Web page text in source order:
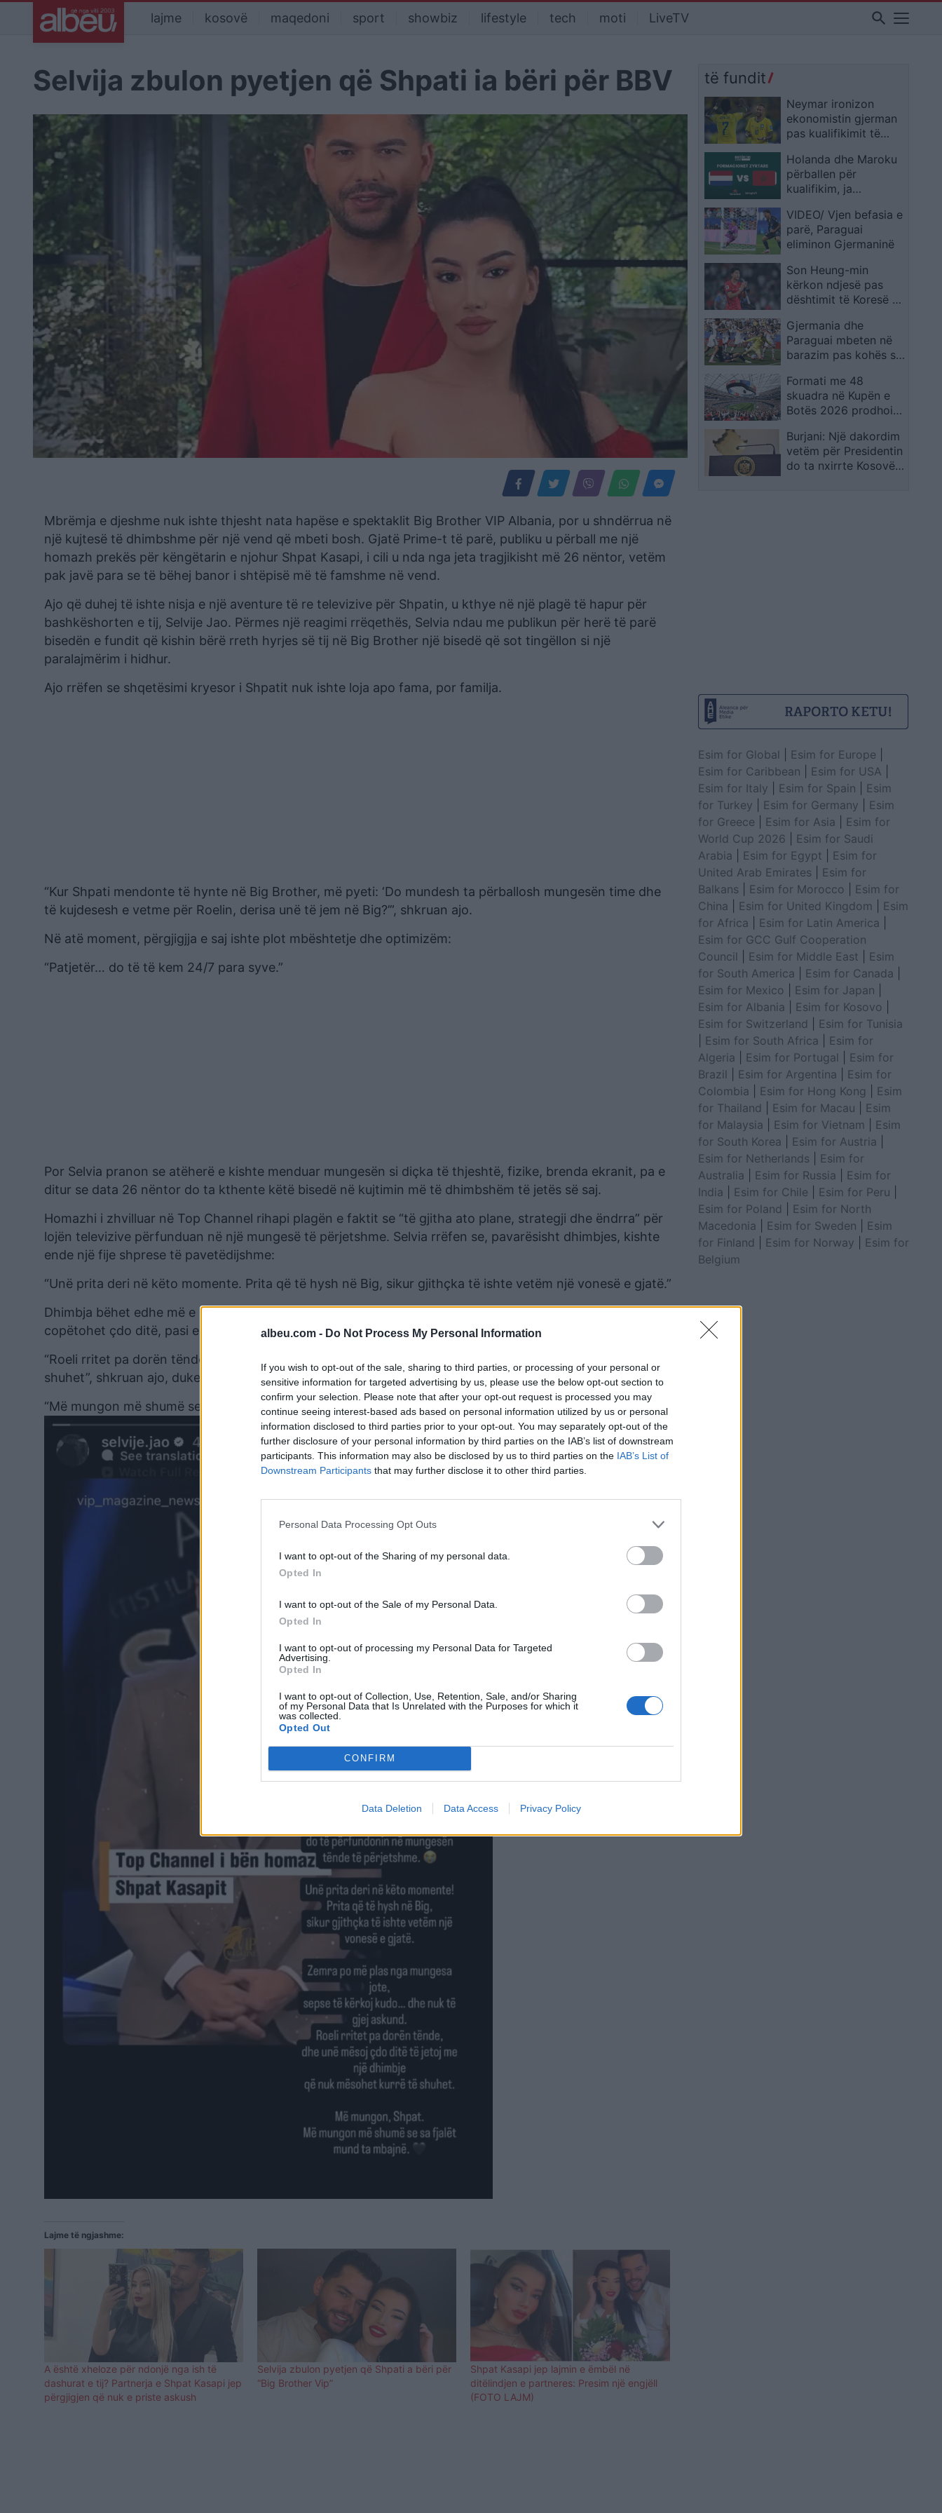
albeu.com - Do Not Process My Personal Information
If you wish to opt-out of the sale, sharing to third parties, or processing of your personal or
sensitive information for targeted advertising by us, please use the below opt-out section to
confirm your selection. Please note that after your opt-out request is processed you may
continue seeing interest-based ads based on personal information utilized by us or personal
information disclosed to third parties prior to your opt-out. You may separately opt-out of the
further disclosure of your personal information by third parties on the IAB’s list of downstream
participants. This information may also be disclosed by us to third parties on the IAB’s List of
Downstream Participants that may further disclose it to other third parties.
Personal Data Processing Opt Outs
I want to opt-out of the Sharing of my personal data.
Opted In
I want to opt-out of the Sale of my Personal Data.
Opted In
I want to opt-out of processing my Personal Data for Targeted
Advertising.
Opted In
I want to opt-out of Collection, Use, Retention, Sale, and/or Sharing
of my Personal Data that Is Unrelated with the Purposes for which it
was collected.
Opted Out
CONFIRM
Data Deletion Data Access Privacy Policy
lajme kosovë maqedoni sport showbiz lifestyle tech moti LiveTV search
Selvija zbulon pyetjen që Shpati ia bëri për BBV
Mbrëmja e djeshme nuk ishte thjesht nata hapëse e spektaklit Big Brother VIP Albania, por u shndërrua në
një kujtesë të dhimbshme për një vend që mbeti bosh. Gjatë Prime-t të parë, publiku u përball me një
homazh prekës për këngëtarin e njohur Shpat Kasapi, i cili u nda nga jeta tragjikisht më 26 nëntor, vetëm
pak javë para se të bëhej banor i shtëpisë më të famshme në vend.
Ajo që duhej të ishte nisja e një aventure të re televizive për Shpatin, u kthye në një plagë të hapur për
bashkëshorten e tij, Selvije Jao. Përmes një reagimi rrëqethës, Selvia ndau me publikun për herë të parë
bisedën e fundit që kishin bërë rreth hyrjes së tij në Big Brother një bisedë që sot tingëllon si një
paralajmërim i hidhur.
Ajo rrëfen se shqetësimi kryesor i Shpatit nuk ishte loja apo fama, por familja.
“Kur Shpati mendonte të hynte në Big Brother, më pyeti: ‘Do mundesh ta përballosh mungesën time dhe
të kujdesesh e vetme për Roelin, derisa unë të jem në Big?’”, shkruan ajo.
Në atë moment, përgjigjja e saj ishte plot mbështetje dhe optimizëm:
“Patjetër… do të të kem 24/7 para syve.”
Por Selvia pranon se atëherë e kishte menduar mungesën si diçka të thjeshtë, fizike, brenda ekranit, pa e
ditur se data 26 nëntor do ta kthente këtë bisedë në kujtimin më të dhimbshëm të jetës së saj.
Homazhi i zhvilluar në Top Channel rihapi plagën e faktit se “të gjitha ato plane, strategji dhe ëndrra” për
lojën televizive përfunduan në një mungesë të përjetshme. Selvia rrëfen se, pavarësisht dhimbjes, kishte
ende një fije shprese të pavetëdijshme:
“Unë prita deri në këto momente. Prita që të hysh në Big, sikur gjithçka të ishte vetëm një vonesë e gjatë.”
Dhimbja bëhet edhe më e madhe kur mendon për djalin e tyre të vogël, Roelin. Selvia shprehet se zemra i
copëtohet çdo ditë, pasi e kërkon Shpatin kudo dhe nuk e gjen askund.
“Roeli rritet pa dorën tënde, dhe unë mësoj çdo ditë të jetoj me një dhimbje që nuk mësohet kurrë të
shuhet”, shkruan ajo, duke e mbyllur mesazhin me fjalët:
“Më mungon më shumë sesa fjalët mund ta mbajnë.”
Lajme të ngjashme:
A është xheloze për ndonjë nga ish të
dashurat e tij? Partnerja e Shpat Kasapi jep
përgjigjen që nuk e priste askush
Selvija zbulon pyetjen që Shpati a bëri për
“Big Brother Vip”
Shpat Kasapi jep lajmin e ëmbël në
ditëlindjen e partneres: Presim një engjëll
(FOTO LAJM)
të fundit
Neymar ironizon
ekonomistin gjerman
pas kualifikimit të
në Botërorin e
ardhshëm
Holanda dhe Maroku
përballen për
kualifikim, ja
VIDEO/ Vjen befasia e
parë, Paraguai
eliminon Gjermaninë
Son Heung-min
kërkon ndjesë pas
dështimit të Koresë së
shpreh dhimbjen që
ndiejmë
Gjermania dhe
Paraguai mbeten në
barazim pas kohës së
vendoset në
vazhdime
Formati me 48
skuadra në Kupën e
Botës 2026 prodhoi
por favoritët mbetën
thuajse të paprekur
Burjani: Një dakordim
vetëm për Presidentin
do ta nxirrte Kosovën
Esim for Global Esim for Europe
Esim for Caribbean
Esim for USA
Esim for Italy
Esim for Spain
Esim
for Turkey
Esim for Germany
Esim
for Greece
Esim for Asia
Esim for
World Cup 2026
Esim for Saudi
Arabia
Esim for Egypt
Esim for
United Arab Emirates
Esim for
Balkans
Esim for Morocco
Esim for
China
Esim for United Kingdom
Esim
for Africa
Esim for Latin America
Esim for GCC Gulf Cooperation
Council
Esim for Middle East
Esim
for South America
Esim for Canada
Esim for Mexico
Esim for Japan
Esim for Albania
Esim for Kosovo
Esim for Switzerland
Esim for Tunisia
Esim for South Africa
Esim for
Algeria
Esim for Portugal
Esim for
Brazil
Esim for Argentina
Esim for
Colombia
Esim for Hong Kong
Esim
for Thailand
Esim for Macau
Esim
for Malaysia
Esim for Vietnam
Esim
for South Korea
Esim for Austria
Esim for Netherlands
Esim for
Australia
Esim for Russia
Esim for
India
Esim for Chile Esim for Peru
Esim for Poland
Esim for North
Macedonia
Esim for Sweden
Esim
for Finland
Esim for Norway
Esim for
Belgium